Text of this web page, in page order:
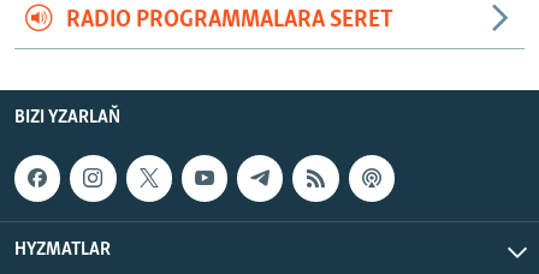
RADIO PROGRAMMALARA SERET
BIZI YZARLAŇ
HYZMATLAR